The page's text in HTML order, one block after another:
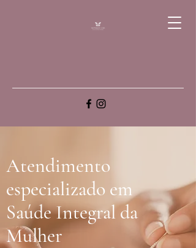
Atendimento
especializado em
Saúde Integral da
Mulher